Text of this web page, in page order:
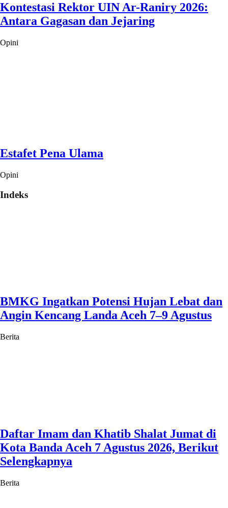
Kontestasi Rektor UIN Ar-Raniry 2026:
Antara Gagasan dan Jejaring
Opini
Estafet Pena Ulama
Opini
Indeks
BMKG Ingatkan Potensi Hujan Lebat dan
Angin Kencang Landa Aceh 7–9 Agustus
Berita
Daftar Imam dan Khatib Shalat Jumat di
Kota Banda Aceh 7 Agustus 2026, Berikut
Selengkapnya
Berita